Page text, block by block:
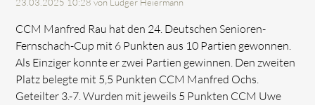
CCM Manfred Rau hat den 24. Deutschen Senioren-
Fernschach-Cup mit 6 Punkten aus 10 Partien gewonnen.
Als Einziger konnte er zwei Partien gewinnen. Den zweiten
Platz belegte mit 5,5 Punkten CCM Manfred Ochs.
Geteilter 3.-7. Wurden mit jeweils 5 Punkten CCM Uwe